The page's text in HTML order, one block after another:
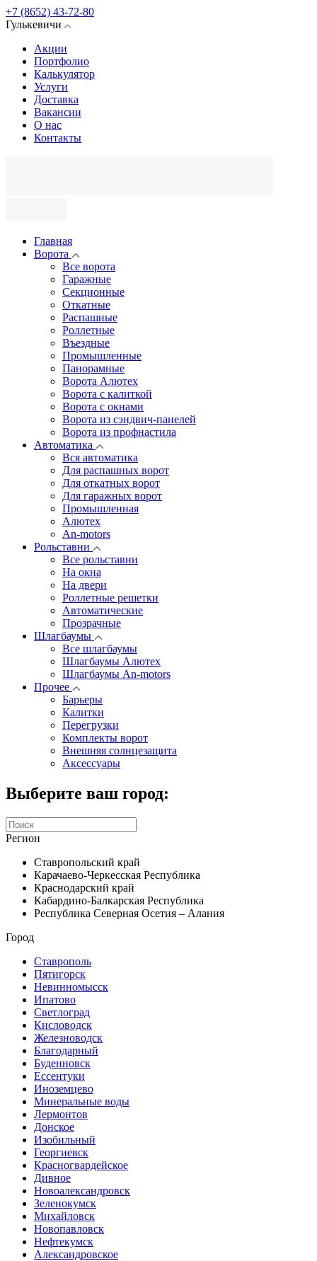
+7 (8652) 43-72-80
Гулькевичи
Акции
Портфолио
Калькулятор
Услуги
Доставка
Вакансии
О нас
Контакты
Главная
Ворота
Все ворота
Гаражные
Секционные
Откатные
Распашные
Роллетные
Въездные
Промышленные
Панорамные
Ворота Алютех
Ворота с калиткой
Ворота c окнами
Ворота из сэндвич-панелей
Ворота из профнастила
Автоматика
Вся автоматика
Для распашных ворот
Для откатных ворот
Для гаражных ворот
Промышленная
Алютех
An-motors
Рольставни
Все рольставни
На окна
На двери
Роллетные решетки
Автоматические
Прозрачные
Шлагбаумы
Все шлагбаумы
Шлагбаумы Алютех
Шлагбаумы An-motors
Прочее
Барьеры
Калитки
Перегрузки
Комплекты ворот
Внешняя солнцезащита
Аксессуары
Выберите ваш город:
Регион
Ставропольский край
Карачаево-Черкесская Республика
Краснодарский край
Кабардино-Балкарская Республика
Республика Северная Осетия – Алания
Город
Ставрополь
Пятигорск
Невинномысск
Ипатово
Светлоград
Кисловодск
Железноводск
Благодарный
Буденновск
Ессентуки
Иноземцево
Минеральные воды
Лермонтов
Донское
Изобильный
Георгиевск
Красногвардейское
Дивное
Новоалександровск
Зеленокумск
Михайловск
Новопавловск
Нефтекумск
Александровское